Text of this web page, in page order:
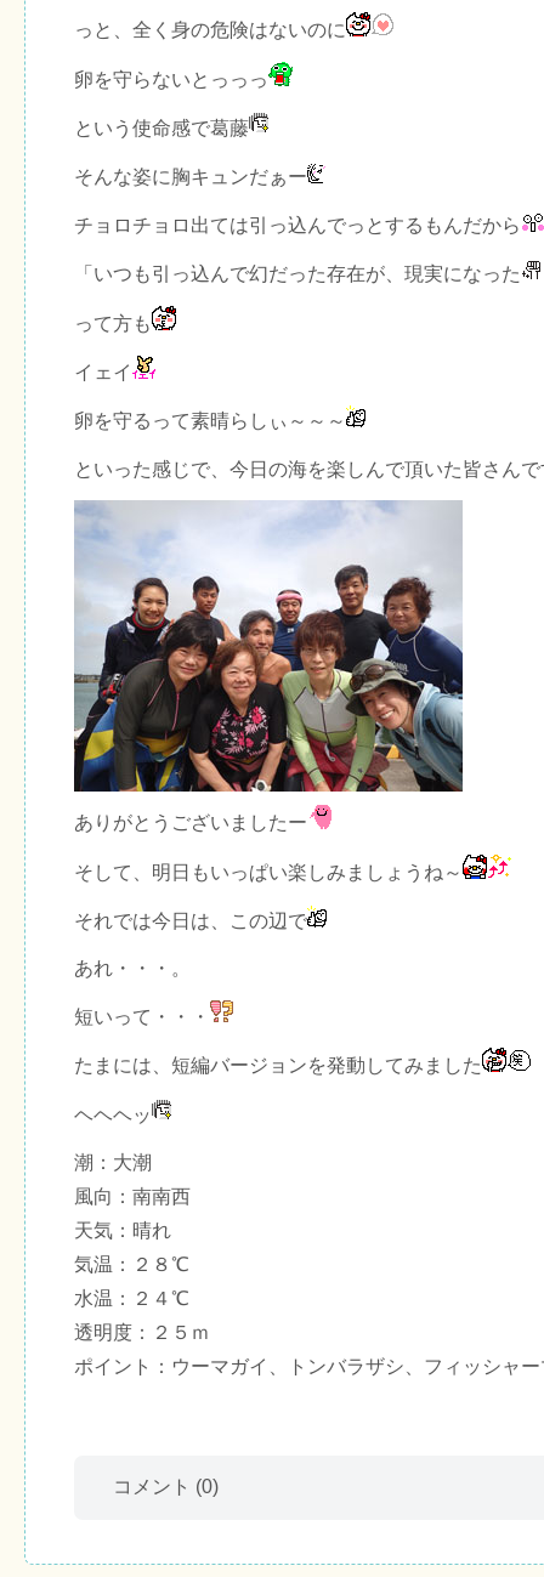
っと、全く身の危険はないのに
卵を守らないとっっっ
という使命感で葛藤
そんな姿に胸キュンだぁー
チョロチョロ出ては引っ込んでっとするもんだから
「いつも引っ込んで幻だった存在が、現実になった
って方も
イェイ
卵を守るって素晴らしぃ～～～
といった感じで、今日の海を楽しんで頂いた皆さんで
ありがとうございましたー
そして、明日もいっぱい楽しみましょうね～
それでは今日は、この辺で
あれ・・・。
短いって・・・
たまには、短編バージョンを発動してみました
ヘヘヘッ
潮：大潮
風向：南南西
天気：晴れ
気温：２８℃
水温：２４℃
透明度：２５ｍ
ポイント：ウーマガイ、トンバラザシ、フィッシャ
コメント (0)